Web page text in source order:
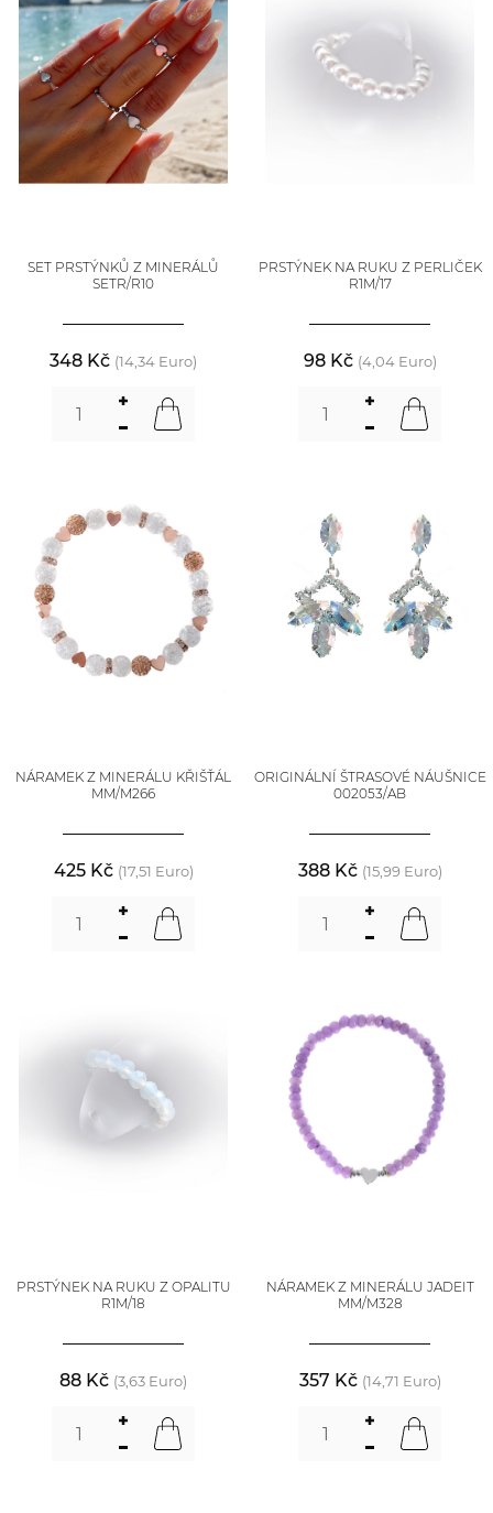
SET PRSTÝNKŮ Z MINERÁLŮ
SETR/R10
348 Kč (14,34 Euro)
PRSTÝNEK NA RUKU Z PERLIČEK
R1M/17
98 Kč (4,04 Euro)
NÁRAMEK Z MINERÁLU KŘIŠŤÁL
MM/M266
425 Kč (17,51 Euro)
ORIGINÁLNÍ ŠTRASOVÉ NÁUŠNICE
002053/AB
388 Kč (15,99 Euro)
PRSTÝNEK NA RUKU Z OPALITU
R1M/18
88 Kč (3,63 Euro)
NÁRAMEK Z MINERÁLU JADEIT
MM/M328
357 Kč (14,71 Euro)